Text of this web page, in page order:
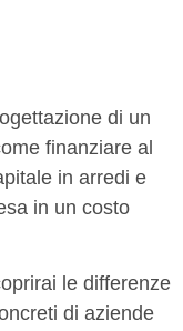
di un
finanziare al
in arredi e
in un costo
le differenze
di aziende